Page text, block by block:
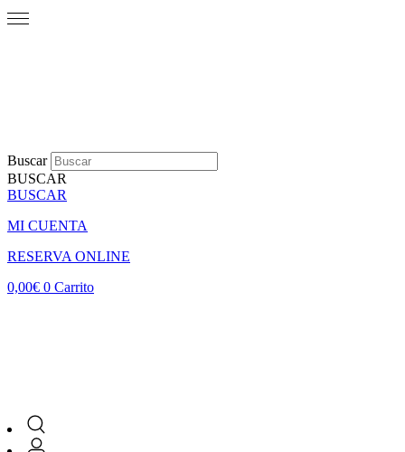
Buscar
BUSCAR
BUSCAR
MI CUENTA
RESERVA ONLINE
0,00€ 0 Carrito